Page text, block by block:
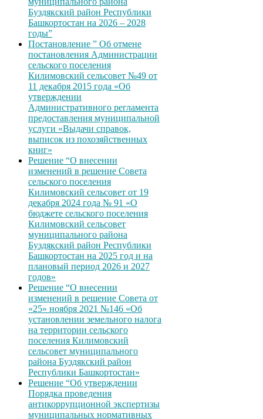
Буздякский район Республики
Башкортостан на 2026 – 2028
годы”
Постановление ” Об отмене
постановления Администрации
сельского поселения
Килимовский сельсовет №49 от
11 декабря 2015 года «Об
утверждении
Административного регламента
предоставления муниципальной
услуги «Выдачи справок,
выписок из похозяйственных
книг»
Решение “О внесении
изменений в решение Совета
сельского поселения
Килимовский сельсовет от 19
декабря 2024 года № 91 «О
бюджете сельского поселения
Килимовский сельсовет
муниципального района
Буздякский район Республики
Башкортостан на 2025 год и на
плановый период 2026 и 2027
годов»
Решение “О внесении
изменений в решение Совета от
«25» ноября 2021 №146 «Об
установлении земельного налога
на территории сельского
поселения Килимовский
сельсовет муниципального
района Буздякский район
Республики Башкортостан»
Решение “Об утверждении
Порядка проведения
антикоррупционной экспертизы
муниципальных нормативных